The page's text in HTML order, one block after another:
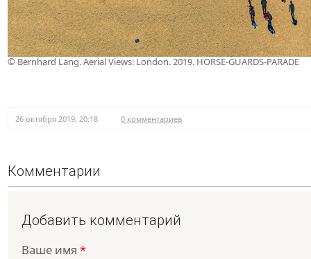
© Bernhard Lang. Aerial Views: London. 2019. HORSE-GUARDS-PARADE
26 октября 2019, 20:18 0 комментариев
Комментарии
Добавить комментарий
Ваше имя *